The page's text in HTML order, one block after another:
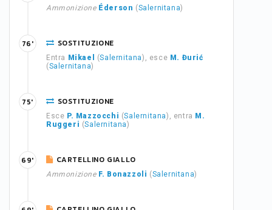
Ammonizione Éderson (Salernitana)
SOSTITUZIONE
Entra Mikael (Salernitana), esce M. Đurić
(Salernitana)
76'
SOSTITUZIONE
Esce P. Mazzocchi (Salernitana), entra M.
Ruggeri (Salernitana)
75'
CARTELLINO GIALLO
Ammonizione F. Bonazzoli (Salernitana)
69'